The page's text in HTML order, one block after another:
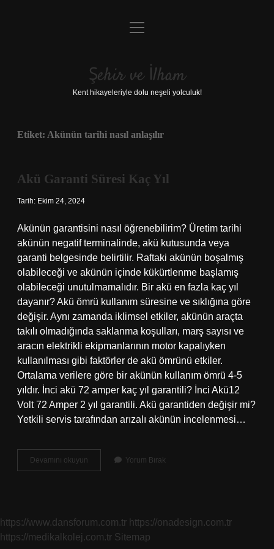
Anasayfa
Yasal Uyarı
menüyü
Şehir ve İlham
Kent hikayeleriyle dolu neşeli yolculuk!
Etiket: Akünün tarihi nasıl anlaşılır
Akü Garanti Süresi Kaç Yıl
Tarih: Ekim 24, 2024
Akünün garantisini nasıl öğrenebilirim? Üretim tarihi
akünün negatif terminalinde, akü kutusunda veya
garanti belgesinde belirtilir. Raftaki akünün boşalmış
olabileceği ve akünün içinde kükürtlenme başlamış
olabileceği unutulmamalıdır. Bir akü en fazla kaç yıl
dayanır? Akü ömrü kullanım süresine ve sıklığına göre
değişir. Aynı zamanda iklimsel etkiler, akünün araçta
takılı olmadığında saklanma koşulları, marş sayısı ve
aracın elektrikli ekipmanlarının motor kapalıyken
kullanılması gibi faktörler de akü ömrünü etkiler.
Ortalama verilere göre bir akünün kullanım ömrü 4-5
yıldır. İnci akü 72 amper kaç yıl garantili? İnci Akü12
Volt 72 Amper 2 yıl garantili. Akü garantiden değişir mi?
Yetkili servis tarafından arızalı akünün incelenmesi…
Devamını okuyun
Garanti
Yorum Bırak
https://www.dansforum.com.tr https://onadesign.com.tr
https://medikalkolej.com.tr Sitemap